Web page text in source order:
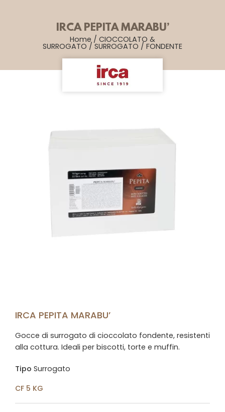
IRCA PEPITA MARABU’
Home/ CIOCCOLATO &
SURROGATO / SURROGATO / FONDENTE
IRCA PEPITA MARABU’
Gocce di surrogato di cioccolato fondente, resistenti
alla cottura. Ideali per biscotti, torte e muffin.
Tipo Surrogato
CF 5 KG